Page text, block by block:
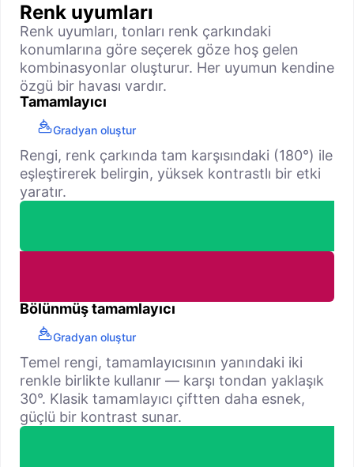
Renk uyumları
Renk uyumları, tonları renk çarkındaki
konumlarına göre seçerek göze hoş gelen
kombinasyonlar oluşturur. Her uyumun kendine
özgü bir havası vardır.
Tamamlayıcı
Gradyan oluştur
Rengi, renk çarkında tam karşısındaki (180°) ile
eşleştirerek belirgin, yüksek kontrastlı bir etki
yaratır.
Bölünmüş tamamlayıcı
Gradyan oluştur
Temel rengi, tamamlayıcısının yanındaki iki
renkle birlikte kullanır — karşı tondan yaklaşık
30°. Klasik tamamlayıcı çiftten daha esnek,
güçlü bir kontrast sunar.